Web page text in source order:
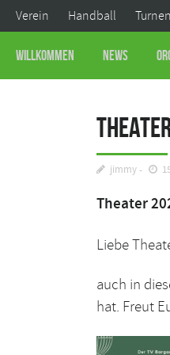
Verein Handball Turnen
Willkommen News
jimmy
Theater
Liebe
auch in
hat. Freut